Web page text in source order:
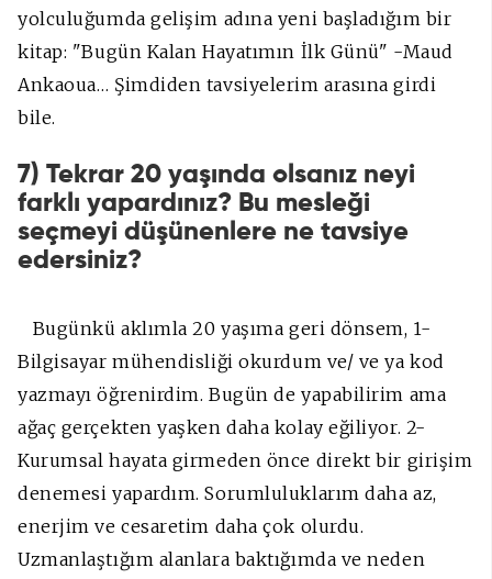
yolculuğumda gelişim adına yeni başladığım bir
kitap: "Bugün Kalan Hayatımın İlk Günü" -Maud
Ankaoua… Şimdiden tavsiyelerim arasına girdi
bile.
7) Tekrar 20 yaşında olsanız neyi
farklı yapardınız? Bu mesleği
seçmeyi düşünenlere ne tavsiye
edersiniz?
Bugünkü aklımla 20 yaşıma geri dönsem, 1-
Bilgisayar mühendisliği okurdum ve/ ve ya kod
yazmayı öğrenirdim. Bugün de yapabilirim ama
ağaç gerçekten yaşken daha kolay eğiliyor. 2-
Kurumsal hayata girmeden önce direkt bir girişim
denemesi yapardım. Sorumluluklarım daha az,
enerjim ve cesaretim daha çok olurdu.
Uzmanlaştığım alanlara baktığımda ve neden